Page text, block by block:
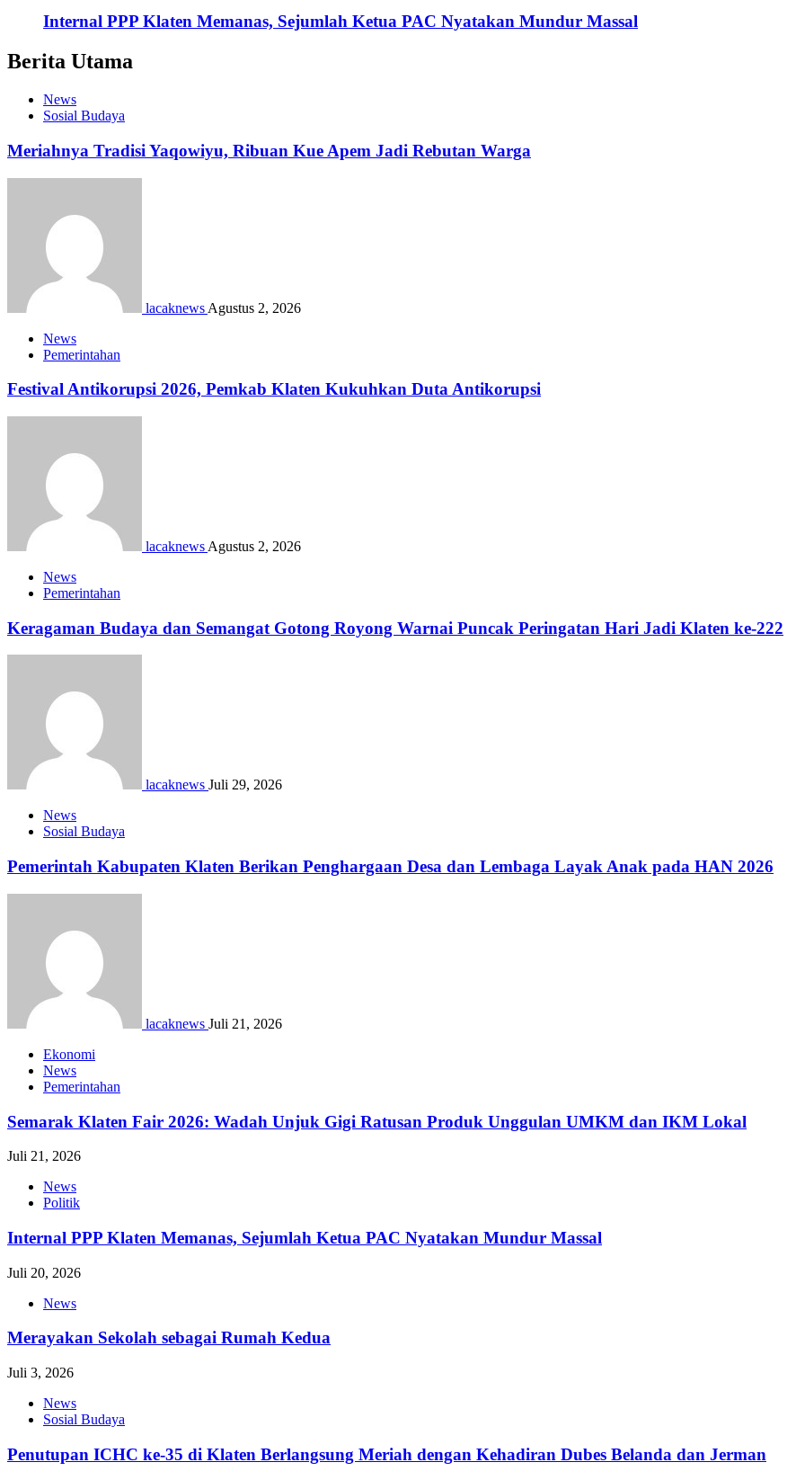
Internal PPP Klaten Memanas, Sejumlah Ketua PAC Nyatakan Mundur Massal
Berita Utama
News
Sosial Budaya
Meriahnya Tradisi Yaqowiyu, Ribuan Kue Apem Jadi Rebutan Warga
lacaknews Agustus 2, 2026
News
Pemerintahan
Festival Antikorupsi 2026, Pemkab Klaten Kukuhkan Duta Antikorupsi
lacaknews Agustus 2, 2026
News
Pemerintahan
Keragaman Budaya dan Semangat Gotong Royong Warnai Puncak Peringatan Hari Jadi Klaten ke-222
lacaknews Juli 29, 2026
News
Sosial Budaya
Pemerintah Kabupaten Klaten Berikan Penghargaan Desa dan Lembaga Layak Anak pada HAN 2026
lacaknews Juli 21, 2026
Ekonomi
News
Pemerintahan
Semarak Klaten Fair 2026: Wadah Unjuk Gigi Ratusan Produk Unggulan UMKM dan IKM Lokal
Juli 21, 2026
News
Politik
Internal PPP Klaten Memanas, Sejumlah Ketua PAC Nyatakan Mundur Massal
Juli 20, 2026
News
Merayakan Sekolah sebagai Rumah Kedua
Juli 3, 2026
News
Sosial Budaya
Penutupan ICHC ke-35 di Klaten Berlangsung Meriah dengan Kehadiran Dubes Belanda dan Jerman